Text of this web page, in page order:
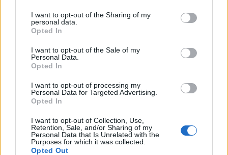
not limited to your visit or usage behaviour. You may click to
grant or deny consent to Google and its third-party tags to
use your data for below specified purposes in below Google
consent section.
I want to opt-out of the Sharing of my
personal data.
Opted In
I want to opt-out of the Sale of my
Personal Data.
Opted In
I want to opt-out of processing my
Personal Data for Targeted Advertising.
Opted In
I want to opt-out of Collection, Use,
Retention, Sale, and/or Sharing of my
Personal Data that Is Unrelated with the
Purposes for which it was collected.
Opted Out